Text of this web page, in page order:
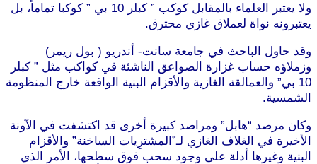
ولا يعتبر العلماء بالمقابل كوكب ” كبلر 10 بي ” كوكبا تماماً، بل
يعتبرونه نواة لعملاق غازي محترق.
وقد حاول الباحث في جامعة سانت- أندريو ( بول ريمر)
وزملاؤه حساب غزارة الصواعق الناشئة في كواكب مثل ” كبلر
10 بي” والعمالقة الغازية والأقزام البنية الواقعة خارج المنظومة
الشمسية.
وكان مرصد “هابل” ومراصد كبيرة أخرى قد اكتشفت في الآونة
الأخيرة في الغلاف الغازي لـ”المشترِيات الساخنة” والأقزام
البنية وغيرها أدلة على وجود سحب فوق سطحها، الأمر الذي